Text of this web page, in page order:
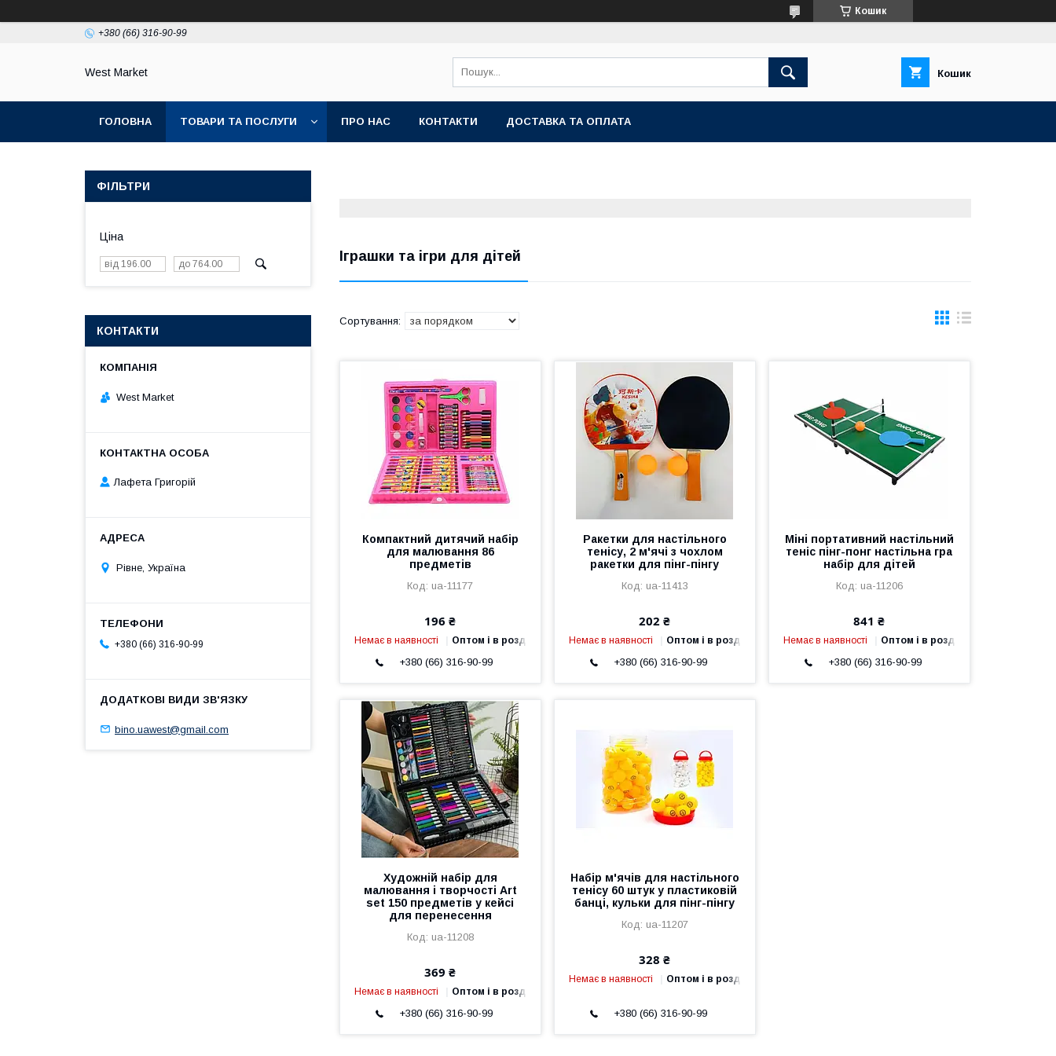
Кошик
+380 (66) 316-90-99
West Market Кошик
ГОЛОВНА ТОВАРИ ТА ПОСЛУГИ ПРО НАС КОНТАКТИ ДОСТАВКА ТА ОПЛАТА
Іграшки та ігри для дітей
Компактний дитячий набір
для малювання 86
предметів
ua-11177
196 ₴
Немає в наявності Оптом і в роздріб
+380 (66) 316-90-99
Ракетки для настільного
тенісу, 2 м'ячі з чохлом
ракетки для пінг-пінгу
ua-11413
202 ₴
Немає в наявності Оптом і в роздріб
+380 (66) 316-90-99
Міні портативний настільний
теніс пінг-понг настільна гра
набір для дітей
ua-11206
841 ₴
Немає в наявності Оптом і в роздріб
+380 (66) 316-90-99
Художній набір для
малювання і творчості Art
set 150 предметів у кейсі
для перенесення
ua-11208
369 ₴
Немає в наявності Оптом і в роздріб
+380 (66) 316-90-99
Набір м'ячів для настільного
тенісу 60 штук у пластиковій
банці, кульки для пінг-пінгу
ua-11207
328 ₴
Немає в наявності Оптом і в роздріб
+380 (66) 316-90-99
ФІЛЬТРИ
Ціна
КОНТАКТИ
West Market
Лафета Григорій
Рівне, Україна
+380 (66) 316-90-99
bino.uawest@gmail.com